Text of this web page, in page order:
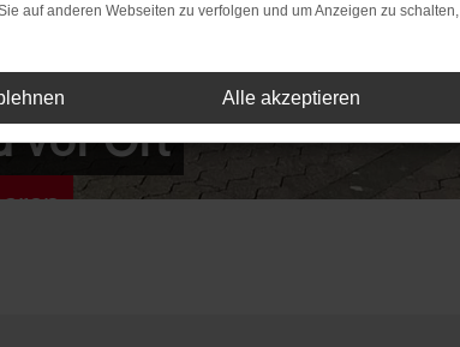
vor Ort
auf anderen Webseiten zu verfolgen und um Anzeigen zu schalten,
Alle akzeptieren